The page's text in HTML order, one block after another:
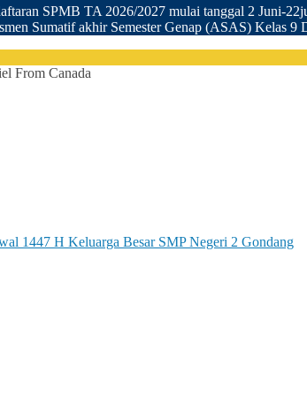
SPMB TA 2026/2027 mulai tanggal 2 Juni-
Sumatif akhir Semester Genap (ASAS) Kelas